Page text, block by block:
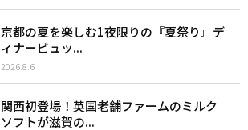
京都の夏を楽しむ1夜限りの『夏祭り』デ
ィナービュッ...
2026.8.6
関西初登場！英国老舗ファームのミルク
ソフトが滋賀の...